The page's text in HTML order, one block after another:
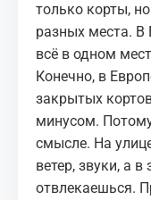
только корты,
разных места. В
всё в одном
Конечно, в
закрытых
минусом.
смысле. На
ветер, звуки, а
отвлекаешься.